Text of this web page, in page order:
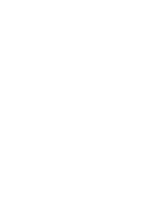
Alberto Miranda,